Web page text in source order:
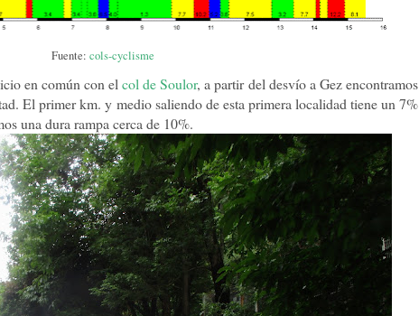
Fuente: cols-cyclisme
en común con elcol de Soulor, a partir del desvío a Gez encontramos
El primer km. y medio saliendo de esta primera localidad tiene un 7%
una dura rampa cerca de 10%.